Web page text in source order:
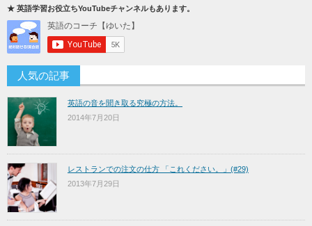
★ 英語学習お役立ちYouTubeチャンネルもあります。
人気の記事
英語の音を聞き取る究極の方法。
2014年7月20日
レストランでの注文の仕方 「これください。」(#29)
2013年7月29日